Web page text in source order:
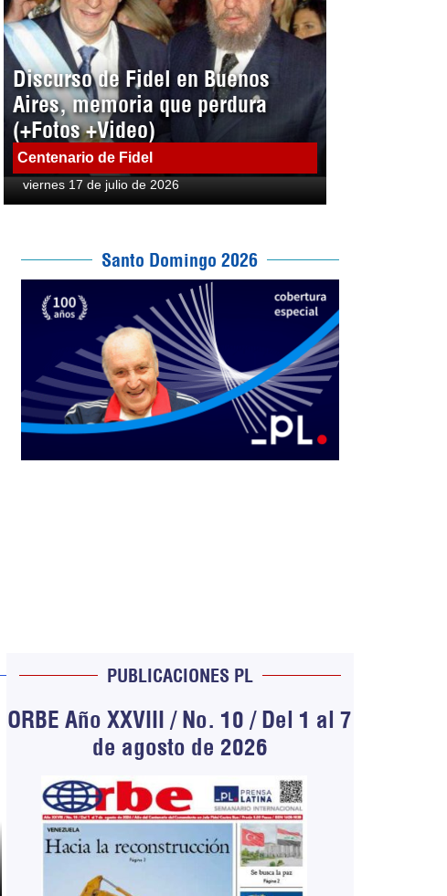
Discurso de Fidel en Buenos
Aires, memoria que perdura
(+Fotos +Video)
Centenario de Fidel
viernes 17 de julio de 2026
Santo Domingo 2026
PUBLICACIONES PL
ORBE Año XXVIII / No. 10 / Del 1 al 7
de agosto de 2026